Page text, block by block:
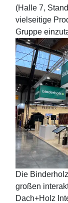
(Halle 7,
vielseitige
Gruppe
Die
großen
Dach+Holz